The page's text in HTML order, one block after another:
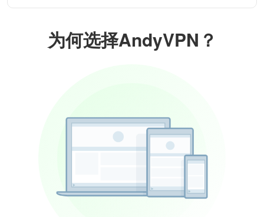
为何选择AndyVPN？